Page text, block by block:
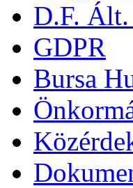
D.F. Ált.
GDPR
Bursa